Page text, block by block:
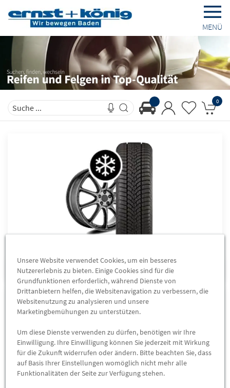
MENÜ
0
WINTERKOMPLETTRÄDER
Unsere Website verwendet Cookies, um ein besseres
Nutzererlebnis zu bieten. Einige Cookies sind für die
Grundfunktionen erforderlich, während Dienste von
Drittanbietern helfen, die Websitenavigation zu verbessern, die
Websitenutzung zu analysieren und unsere
Marketingbemühungen zu unterstützen.
Um diese Dienste verwenden zu dürfen, benötigen wir Ihre
Einwilligung. Ihre Einwilligung können Sie jederzeit mit Wirkung
für die Zukunft widerrufen oder ändern. Bitte beachten Sie, dass
auf Basis Ihrer Einstellungen womöglich nicht mehr alle
Funktionalitäten der Seite zur Verfügung stehen.